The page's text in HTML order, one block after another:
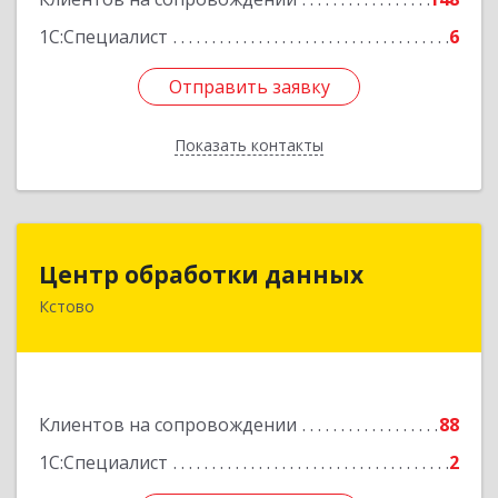
1С:Специалист
6
Отправить заявку
Показать контакты
Отправить заявку
Назад
Центр обработки данных
Кстово
Клиентов на сопровождении
88
1С:Специалист
2
Центр обработки данных
607650, Нижегородская обл, Кстово г, Победы